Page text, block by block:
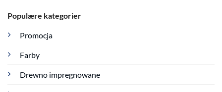
Populære kategorier
Promocja
Farby
Drewno impregnowane